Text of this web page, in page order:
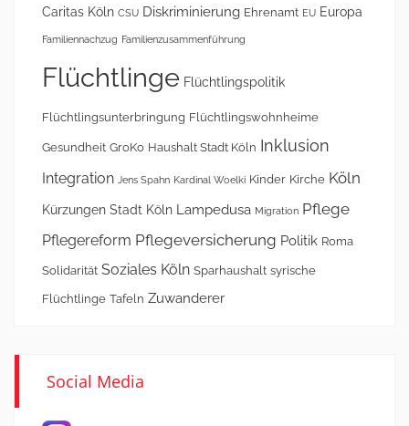
Caritas Köln CSU Diskriminierung Ehrenamt EU Europa
Familiennachzug Familienzusammenführung
Flüchtlinge Flüchtlingspolitik
Flüchtlingsunterbringung Flüchtlingswohnheime
Gesundheit GroKo Haushalt Stadt Köln Inklusion
Integration Jens Spahn Kardinal Woelki Kinder Kirche Köln
Kürzungen Stadt Köln Lampedusa Migration Pflege
Pflegereform Pflegeversicherung Politik Roma
Solidarität Soziales Köln Sparhaushalt syrische
Flüchtlinge Tafeln Zuwanderer
Social Media